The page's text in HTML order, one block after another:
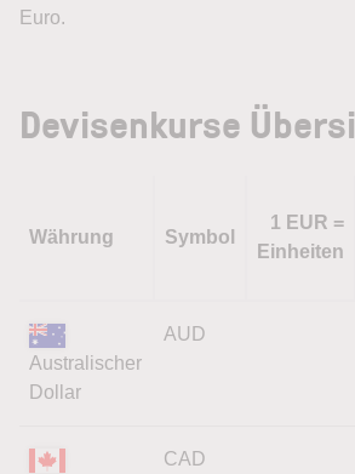
Euro.
Devisenkurse
Währung Symbol
1 EUR =
Einheiten
Australischer
Dollar
AUD
CAD